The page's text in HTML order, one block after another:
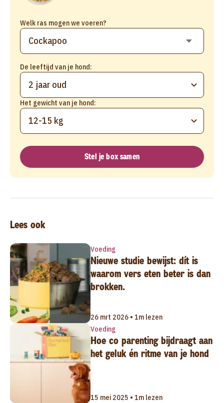
Welk ras mogen we voeren?
De leeftijd van je hond:
2 jaar oud
Het gewicht van je hond:
12-15 kg
Stel je box samen
Lees ook
Voeding
Nieuwe studie bewijst: dít is
waarom vers eten beter is dan
brokken.
26 mrt 2026 • 1m lezen
Voeding
Hoe co parenting bijdraagt aan
het geluk én ritme van je hond
15 mei 2025 • 1m lezen